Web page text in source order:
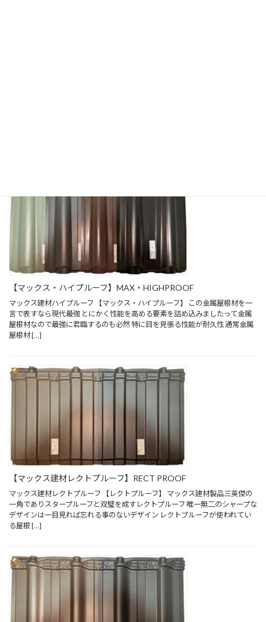
【マックス・ハイプルーフ】MAX・HIGHPROOF
マックス建材ハイプルーフ 【マックス・ハイプルーフ】 この金属屋根材を一
言で表すなら現代最強 とにかく性能を高める要素を詰め込みましたって金属
屋根材なので最強に君臨するのも必然 特に目を見張る性能が耐久性 通常金属
屋根材 […]
【マックス建材レクトプルーフ】RECT PROOF
マックス建材レクトプルーフ 【レクトプルーフ】 マックス建材製品三英傑の
一角でありスタープルーフと双璧を成すレクトプルーフ 唯一無二のシャープな
デザインは一目見れば忘れる事のないデザイン レクトプルーフが使われてい
る屋根 […]